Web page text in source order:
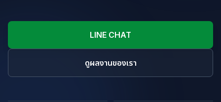
LINE CHAT
ดูผลงานของเรา